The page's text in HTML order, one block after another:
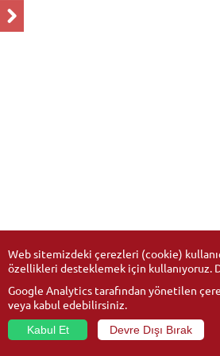
Web sitemizdeki çerezleri (cookie)
özellikleri desteklemek için kullanıyoruz.
Google Analytics tarafından yönetilen
veya kabul edebilirsiniz.
Kabul Et
Devre Dışı Bırak
© 2026Anadolu Üniversitesi-